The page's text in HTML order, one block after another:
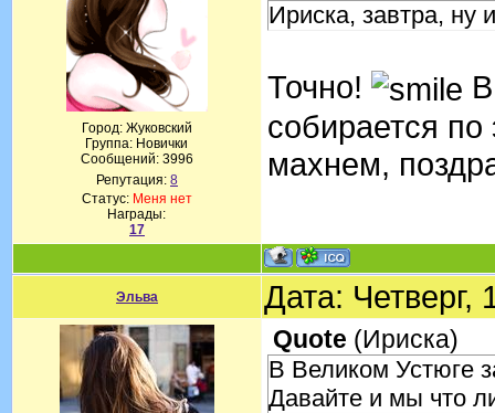
Город: Жуковский
Группа: Новички
Сообщений: 3996
Репутация: 8
Статус: Меня нет
Награды:
17
Ириска, завтра, ну
Точно!
собирается
махнем,
Эльва Дата:
Quote (Ириска)
В Великом Устюге
Давайте и мы что